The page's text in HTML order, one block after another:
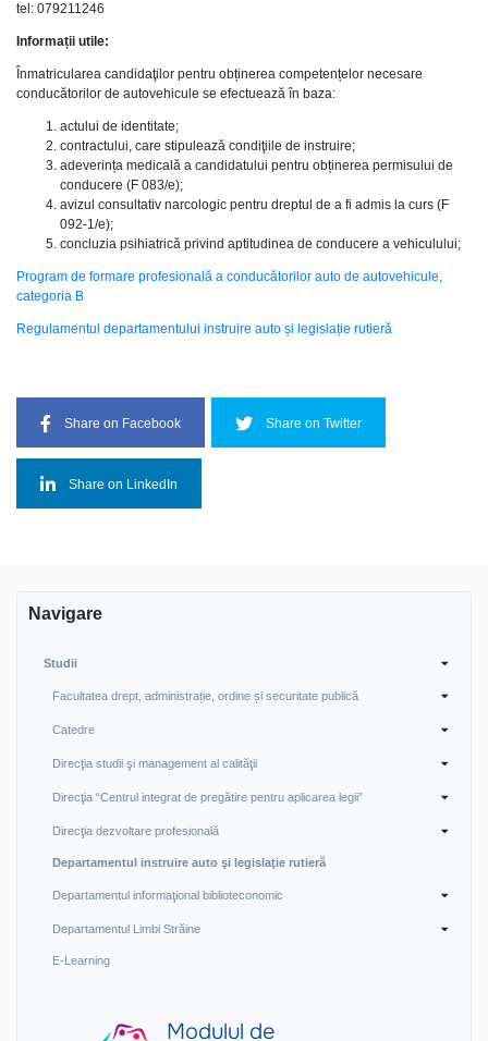
tel: 079211246
Informații utile:
Înmatricularea candidaţilor pentru obținerea competențelor necesare
conducătorilor de autovehicule se efectuează în baza:
actului de identitate;
contractului, care stipulează condiţiile de instruire;
adeverința medicală a candidatului pentru obținerea permisului de
conducere (F 083/e);
avizul consultativ narcologic pentru dreptul de a fi admis la curs (F
092-1/e);
concluzia psihiatrică privind aptitudinea de conducere a vehiculului;
Program de formare profesională a conducătorilor auto de autovehicule,
categoria B
Regulamentul departamentului instruire auto și legislație rutieră
Share on Facebook Share on Twitter
Share on LinkedIn
Navigare
Studii
Facultatea drept, administrație, ordine și securitate publică
Catedre
Direcţia studii şi management al calităţii
Direcţia “Centrul integrat de pregătire pentru aplicarea legii”
Direcţia dezvoltare profesională
Departamentul instruire auto şi legislaţie rutieră
Departamentul informaţional biblioteconomic
Departamentul Limbi Străine
E-Learning